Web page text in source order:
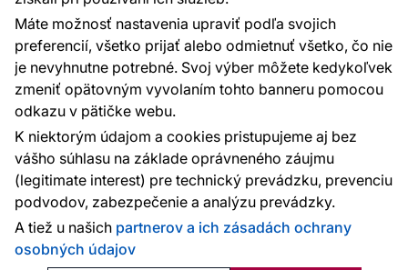
Máte možnosť nastavenia upraviť podľa svojich
preferencií, všetko prijať alebo odmietnuť všetko, čo nie
je nevyhnutne potrebné. Svoj výber môžete kedykoľvek
zmeniť opätovným vyvolaním tohto banneru pomocou
odkazu v pätičke webu.
K niektorým údajom a cookies pristupujeme aj bez
vášho súhlasu na základe oprávneného záujmu
(legitimate interest) pre technický prevádzku, prevenciu
podvodov, zabezpečenie a analýzu prevádzky.
A tiež u našich partnerov a ich zásadách ochrany
osobných údajov
Dělostřelecká 330, Příbram 261 01
Ďalšie kontakty
Platobné metódy:
Platby zaisťuje:
© 2010 - 2026Vavex
Ochrana osobných údajovCookies